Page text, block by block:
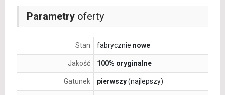
Parametryoferty
Stan fabrycznie nowe
Jakość 100% oryginalne
Gatunek pierwszy(najlepszy)